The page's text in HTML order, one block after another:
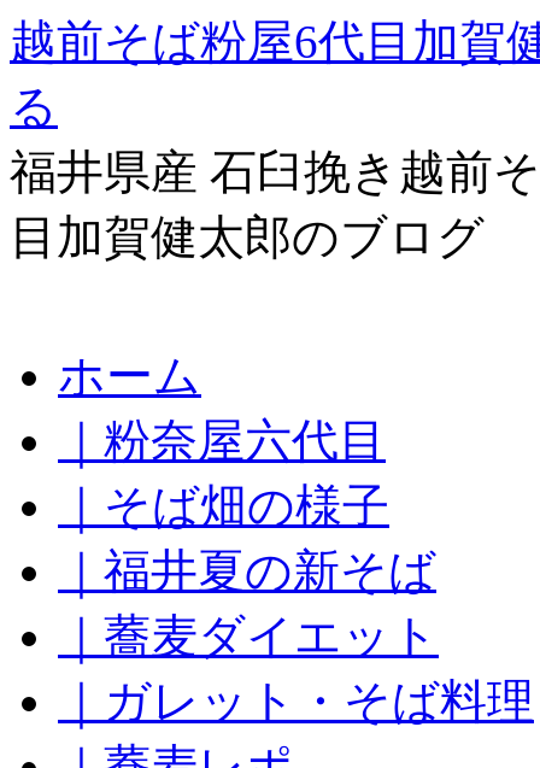
越前そば粉屋6代目加賀
る
福井県産 石臼挽き越前
目加賀健太郎のブログ
ン
ツ
ス
プ
ホーム
｜粉奈屋六代目
｜そば畑の様子
｜福井夏の新そば
｜蕎麦ダイエット
｜ガレット・そば料理